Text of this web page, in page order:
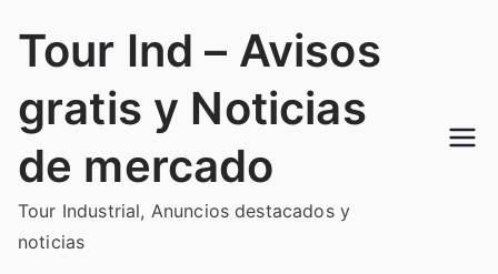
Tour Ind – Avisos
gratis y Noticias
de mercado
Tour Industrial, Anuncios destacados y
noticias